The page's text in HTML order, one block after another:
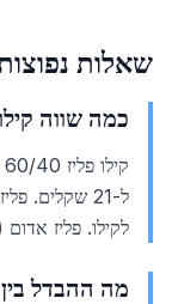
שאלות
כמה שווה קילו
לקילו. פליז אדום (85% נחושת) שווה 28 עד 33 שקלים
מה ההבדל